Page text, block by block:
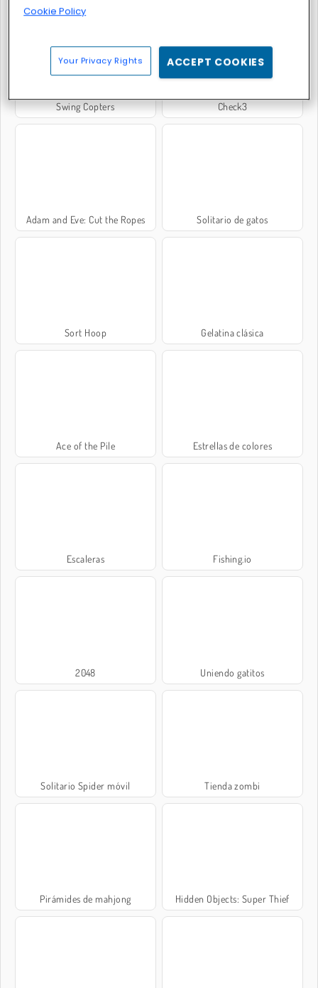
Swing Copters Check3
Adam and Eve: Cut the Ropes Solitario de gatos
Sort Hoop Gelatina clásica
Ace of the Pile Estrellas de colores
Escaleras Fishing.io
2048 Uniendo gatitos
Solitario Spider móvil Tienda zombi
Pirámides de mahjong Hidden Objects: Super Thief
Cookie Policy
Your Privacy Rights ACCEPT COOKIES